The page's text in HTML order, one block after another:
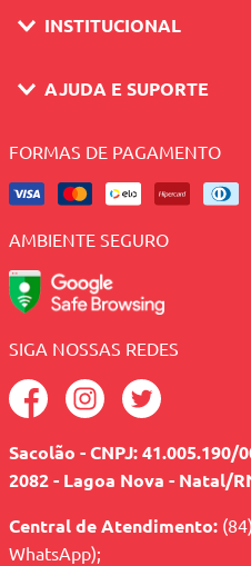
INSTITUCIONAL
AJUDA E SUPORTE
FORMAS DE PAGAMENTO
AMBIENTE SEGURO
SIGA NOSSAS REDES
Sacolão - CNPJ:
2082 - Lagoa Nova - Natal/
Central de Atendimento:
WhatsApp);